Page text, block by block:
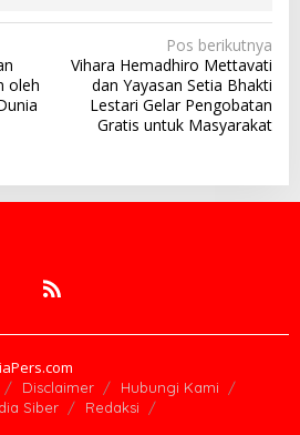
oleh
Pos berikutnya
Vihara Hemadhiro Mettavati
dan Yayasan Setia Bhakti
Lestari Gelar Pengobatan
Gratis untuk Masyarakat
Disclaimer
Hubungi Kami
Siber
Redaksi